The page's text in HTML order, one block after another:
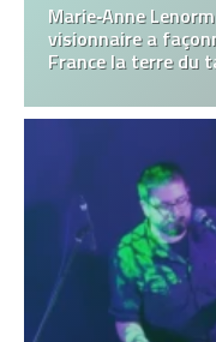
Marie‑Anne
visionnaire a
France la terre du